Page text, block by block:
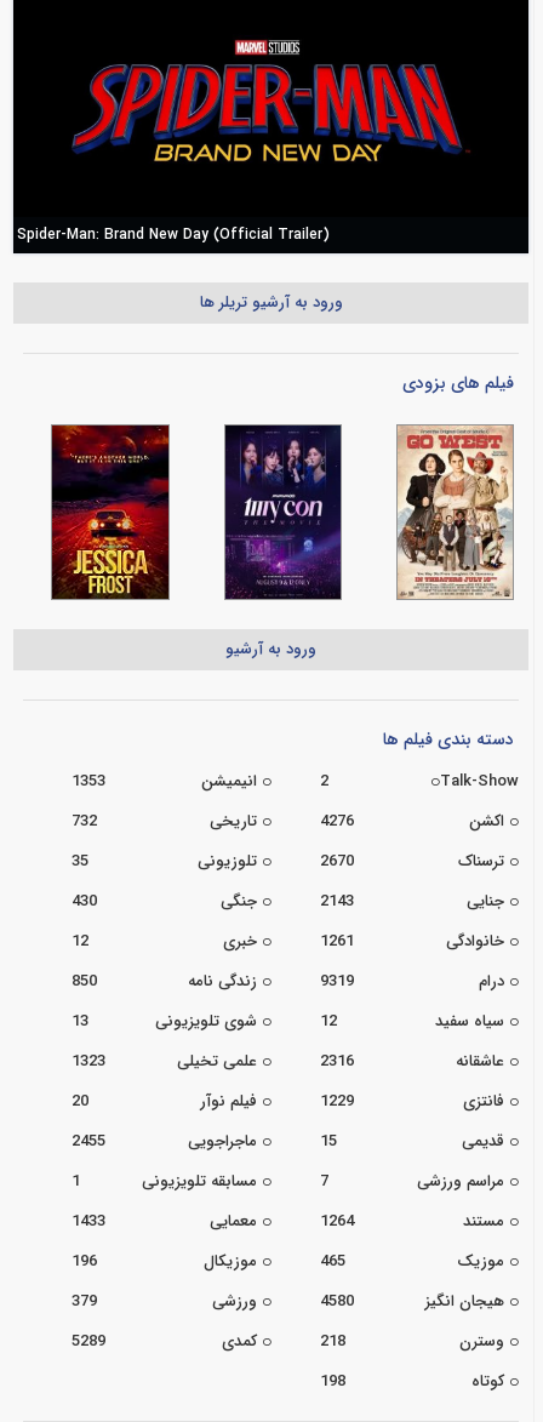
Spider-Man: Brand New Day (Official Trailer)
ورود به آرشیو تریلر ها
فیلم های بزودی
ورود به آرشیو
دسته بندی فیلم ها
Talk-Show
2 انیمیشن
1353
اکشن
4276 تاریخی
732
ترسناک
2670 تلوزیونی
35
جنایی
2143 جنگی
430
خانوادگی
1261 خبری
12
درام
9319 زندگی نامه
850
سیاه سفید
12 شوی تلویزیونی
13
عاشقانه
2316 علمی تخیلی
1323
فانتزی
1229 فیلم نوآر
20
قدیمی
15 ماجراجویی
2455
مراسم ورزشی
7 مسابقه تلویزیونی
1
مستند
1264 معمایی
1433
موزیک
465 موزیکال
196
هیجان انگیز
4580 ورزشی
379
وسترن
218 کمدی
5289
کوتاه
198